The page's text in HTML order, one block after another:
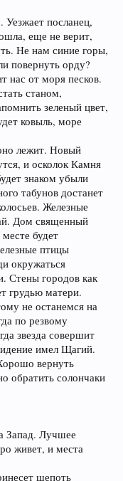
Уезжает посланец,
еще не верит,
Не нам синие горы,
повернуть орду?
нас от моря песков.
станом,
зеленый цвет,
ковыль, море
лежит. Новый
и осколок Камня
знаком убыли
табунов достанет
Железные
Дом священный
будет
птицы
окружаться
Стены городов как
грудью матери.
не останемся на
по резвому
звезда совершит
имел Щагий.
вернуть
обратить солончаки
Запад. Лучшее
живет, и места
щепоть